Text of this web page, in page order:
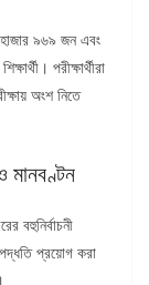
হাজার ৯৬৯ জন এবং
পরীক্ষার্থীরা
অংশ নিতে
বহুনির্বাচনী
পদ্ধতি প্রয়োগ করা